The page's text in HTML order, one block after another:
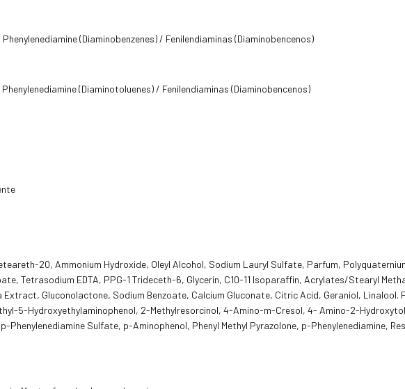
(Diaminobenzenes) / Fenilendiaminas (Diaminobencenos)
(Diaminotoluenes) / Fenilendiaminas (Diaminobencenos)
20, Ammonium Hydroxide, Oleyl Alcohol, Sodium Lauryl Sulfate, Parfum,
Tetrasodium EDTA, PPG-1 Trideceth-6, Glycerin, C10-11 Isoparaffin, Acrylates/Stearyl
Gluconolactone, Sodium Benzoate, Calcium Gluconate, Citric Acid, Geraniol,
5-Hydroxyethylaminophenol, 2-Methylresorcinol, 4-Amino-m-Cresol, 4- Amino-2-
Phenylenediamine Sulfate, p-Aminophenol, Phenyl Methyl Pyrazolone, p-Phenylenediamine,